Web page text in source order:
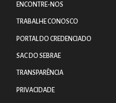
ENCONTRE-NOS
TRABALHE CONOSCO
PORTAL DO CREDENCIADO
SAC DO SEBRAE
TRANSPARÊNCIA
PRIVACIDADE